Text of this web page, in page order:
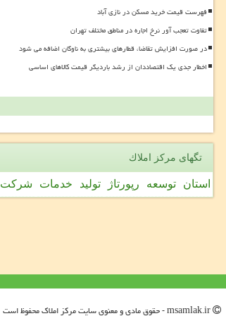
فهرست قیمت خرید مسکن در نازی آباد
تفاوت تعجب آور نرخ اجاره در مناطق مختلف تهران
در صورت افزایش تقاضا، قطارهای بیشتری به ناوگان اضافه می شود
اخطار جدی یک اقتصاددان از رشد باردیگر قیمت کالاهای اساسی
تگهای مركز املاك
استان توسعه رپورتاژ تولید خدمات شركت